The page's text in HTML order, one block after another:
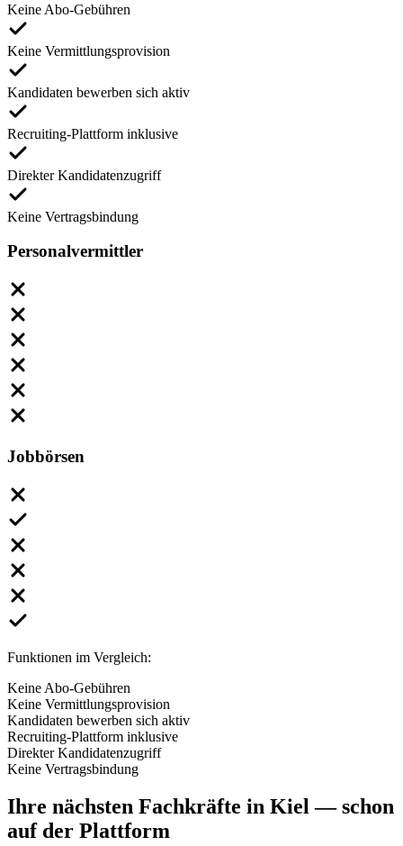
Keine Abo-Gebühren
Keine Vermittlungsprovision
Kandidaten bewerben sich aktiv
Recruiting-Plattform inklusive
Direkter Kandidatenzugriff
Keine Vertragsbindung
Personalvermittler
Jobbörsen
Funktionen im Vergleich:
Keine Abo-Gebühren
Keine Vermittlungsprovision
Kandidaten bewerben sich aktiv
Recruiting-Plattform inklusive
Direkter Kandidatenzugriff
Keine Vertragsbindung
Ihre nächsten Fachkräfte in Kiel— schon
auf der Plattform